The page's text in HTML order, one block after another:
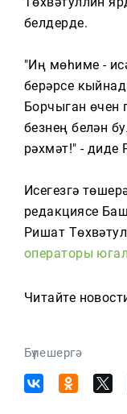
белдерде.
"Иң мөһиме -
берәрсе
Борчыган өчен
безнең белән
рәхмәт!" - диде
Исегезгә
редакциясе
Ришат
операторы
Читайте
Бүлешергә